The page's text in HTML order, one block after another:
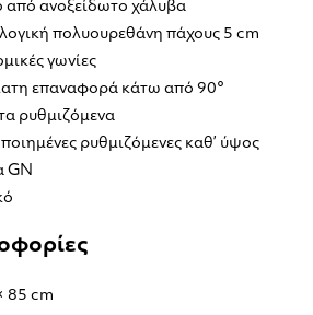
από ανοξείδωτο χάλυβα
πολυουρεθάνη πάχους 5 cm
γωνίες
επαναφορά κάτω από 90°
ρυθμιζόμενα
ρυθμιζόμενες καθ’ ύψος
GN
85 cm